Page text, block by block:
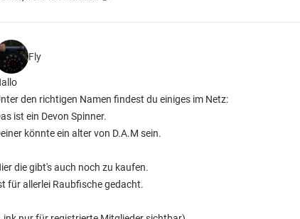
Fly
den richtigen Namen findest du einiges im Netz:
ist ein Devon Spinner.
könnte ein alter von D.A.M sein.
die gibt's auch noch zu kaufen.
für allerlei Raubfische gedacht.